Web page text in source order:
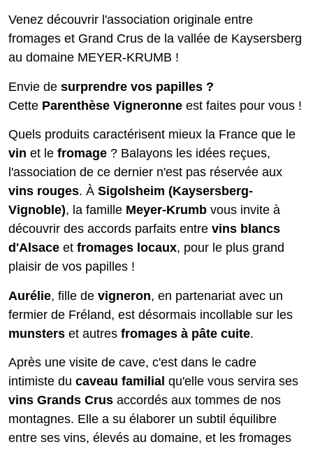
Venez découvrir l'association originale entre
fromages et Grand Crus de la vallée de Kaysersberg
au domaine MEYER-KRUMB !
Envie de surprendre vos papilles ?
Cette Parenthèse Vigneronne est faites pour vous !
Quels produits caractérisent mieux la France que le
vin et le fromage ? Balayons les idées reçues,
l'association de ce dernier n'est pas réservée aux
vins rouges. À Sigolsheim (Kaysersberg-
Vignoble), la famille Meyer-Krumb vous invite à
découvrir des accords parfaits entre vins blancs
d'Alsace et fromages locaux, pour le plus grand
plaisir de vos papilles !
Aurélie, fille de vigneron, en partenariat avec un
fermier de Fréland, est désormais incollable sur les
munsters et autres fromages à pâte cuite.
Après une visite de cave, c'est dans le cadre
intimiste du caveau familial qu'elle vous servira ses
vins Grands Crus accordés aux tommes de nos
montagnes. Elle a su élaborer un subtil équilibre
entre ses vins, élevés au domaine, et les fromages